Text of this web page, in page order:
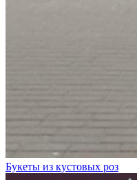
Букеты из кустовых роз